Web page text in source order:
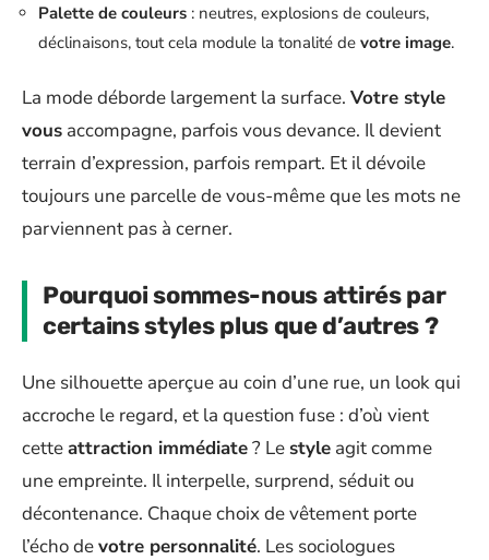
Palette de couleurs : neutres, explosions de couleurs,
déclinaisons, tout cela module la tonalité de votre image.
La mode déborde largement la surface. Votre style
vous accompagne, parfois vous devance. Il devient
terrain d’expression, parfois rempart. Et il dévoile
toujours une parcelle de vous-même que les mots ne
parviennent pas à cerner.
Pourquoi sommes-nous attirés par
certains styles plus que d’autres ?
Une silhouette aperçue au coin d’une rue, un look qui
accroche le regard, et la question fuse : d’où vient
cetteattraction immédiate? Le style agit comme
une empreinte. Il interpelle, surprend, séduit ou
décontenance. Chaque choix de vêtement porte
l’écho devotre personnalité. Les sociologues